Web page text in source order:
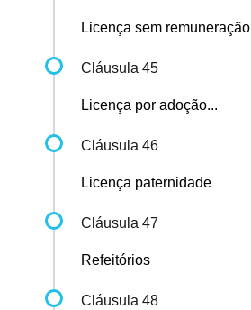
Licença sem remuneração
Cláusula 45
Licença por adoção...
Cláusula 46
Licença paternidade
Cláusula 47
Refeitórios
Cláusula 48